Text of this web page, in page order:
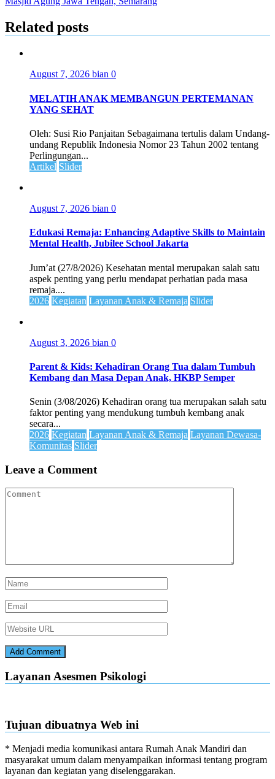
Related posts
August 7, 2026 bian 0
MELATIH ANAK MEMBANGUN PERTEMANAN
YANG SEHAT
Oleh: Susi Rio Panjaitan Sebagaimana tertulis dalam Undang-
undang Republik Indonesia Nomor 23 Tahun 2002 tentang
Perlingungan...
Artikel Slider
August 7, 2026 bian 0
Edukasi Remaja: Enhancing Adaptive Skills to Maintain
Mental Health, Jubilee School Jakarta
Jum’at (27/8/2026) Kesehatan mental merupakan salah satu
aspek penting yang perlu mendapat perhatian pada masa
remaja....
2026 Kegiatan Layanan Anak & Remaja Slider
August 3, 2026 bian 0
Parent & Kids: Kehadiran Orang Tua dalam Tumbuh
Kembang dan Masa Depan Anak, HKBP Semper
Senin (3/08/2026) Kehadiran orang tua merupakan salah satu
faktor penting yang mendukung tumbuh kembang anak
secara...
2026 Kegiatan Layanan Anak & Remaja Layanan Dewasa-
Komunitas Slider
Leave a Comment
Layanan Asesmen Psikologi
Tujuan dibuatnya Web ini
* Menjadi media komunikasi antara Rumah Anak Mandiri dan
masyarakat umum dalam menyampaikan informasi tentang program
layanan dan kegiatan yang diselenggarakan.